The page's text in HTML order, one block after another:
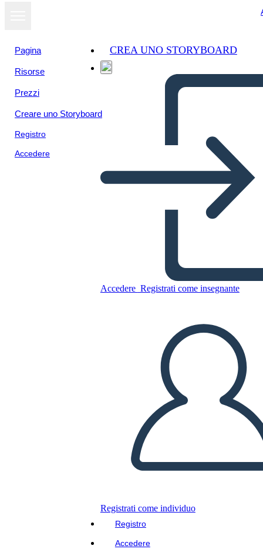
Pagina
Risorse
Prezzi
Creare uno Storyboard
Registro
Accedere
CREA UNO STORYBOARD
Accedere Registrati come insegnante
Registrati come individuo
Registro
Accedere
Modello di Diagramma di
Forza
Copia questo Storyboard
CREARE UNO STORYBOARD
RIPRODURRE LA PRESENTAZIONE
LEGGIMI
Visualizza
come